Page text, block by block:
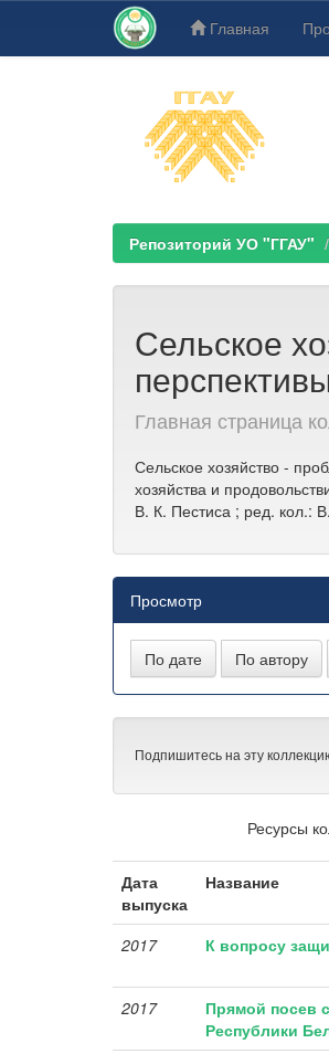
Главная
Репозиторий УО "ГГАУ"
Сельское
Главная страница
Сельское хозяйство -
хозяйства и
В. К. Пестиса ; ред. кол.:
Просмотр
Подпишитесь на эту
Ресурсы
Дата
выпуска
Название
2017 К вопросу
2017
Прямой посев
Республики